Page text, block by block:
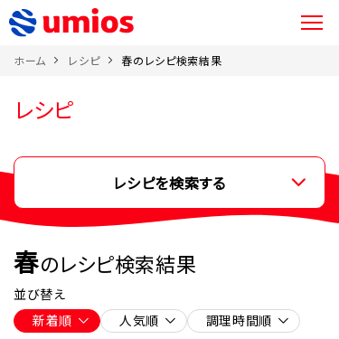
ホーム レシピ 春のレシピ検索結果
レシピ
レシピを検索する
春のレシピ検索結果
並び替え
新着順
人気順 調理時間順